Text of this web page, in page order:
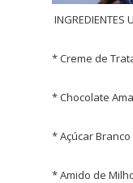
INGREDIENTES
* Creme de
* Chocolate
* Açúcar Branco
* Amido de